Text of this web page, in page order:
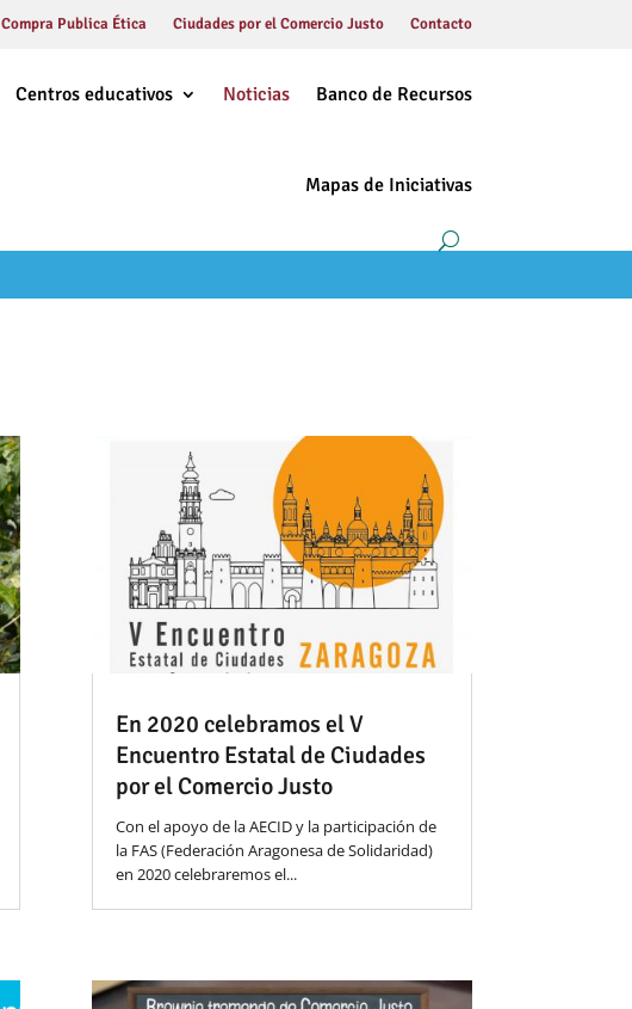
Compra Publica Ética Ciudades por el Comercio Justo Contacto
Centros educativos Noticias Banco de Recursos
Mapas de Iniciativas
En 2020 celebramos el V
Encuentro Estatal de Ciudades
por el Comercio Justo
Con el apoyo de la AECID y la participación de
la FAS (Federación Aragonesa de Solidaridad)
en 2020 celebraremos el...